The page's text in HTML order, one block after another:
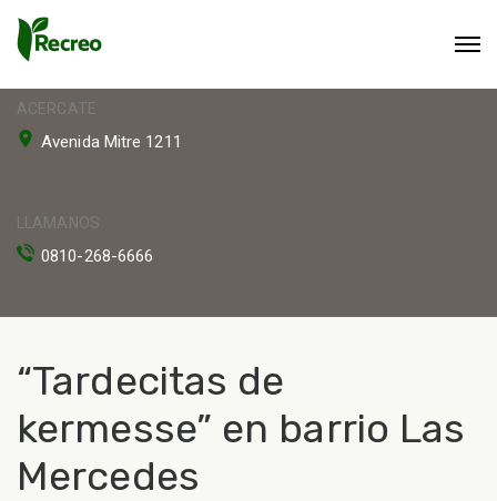
ACERCATE
Avenida Mitre 1211
LLAMANOS
0810-268-6666
“Tardecitas de
kermesse” en barrio Las
Mercedes